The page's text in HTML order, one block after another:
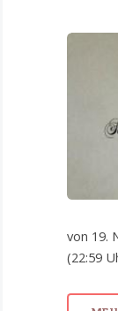
von 19.
(22:59